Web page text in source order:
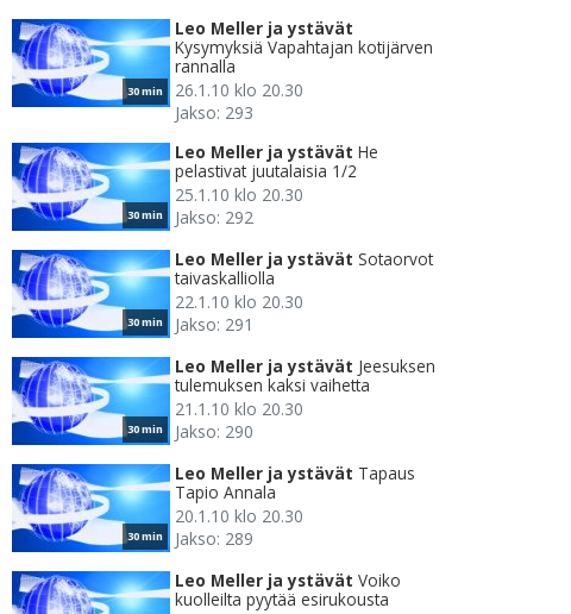
30 min
Leo Meller ja ystävät
Kysymyksiä Vapahtajan kotijärven
rannalla
26.1.10 klo 20.30
Jakso: 293
30 min
Leo Meller ja ystävät He
pelastivat juutalaisia 1/2
25.1.10 klo 20.30
Jakso: 292
30 min
Leo Meller ja ystävät Sotaorvot
taivaskalliolla
22.1.10 klo 20.30
Jakso: 291
30 min
Leo Meller ja ystävät Jeesuksen
tulemuksen kaksi vaihetta
21.1.10 klo 20.30
Jakso: 290
30 min
Leo Meller ja ystävät Tapaus
Tapio Annala
20.1.10 klo 20.30
Jakso: 289
Leo Meller ja ystävät Voiko
kuolleilta pyytää esirukousta